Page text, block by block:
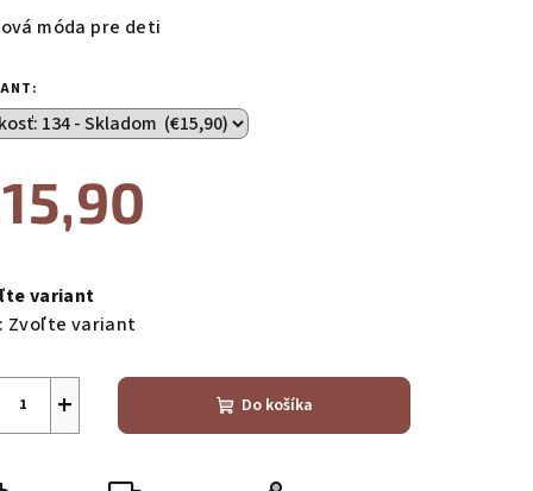
móda pre deti
variant
Zvoľte variant
+ Do košíka